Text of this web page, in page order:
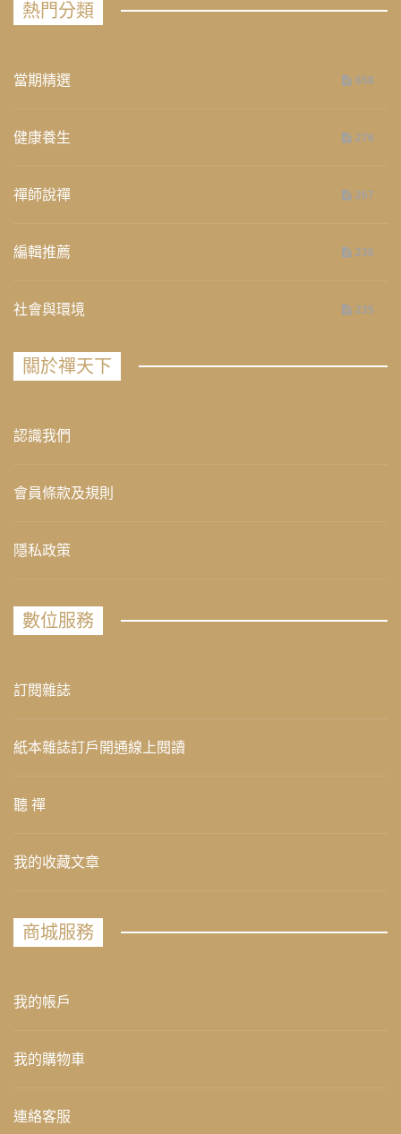
熱門分類
當期精選 658
健康養生 276
禪師說禪 267
編輯推薦 236
社會與環境 235
關於禪天下
認識我們
會員條款及規則
隱私政策
數位服務
訂閱雜誌
紙本雜誌訂戶開通線上閱讀
聽 禪
我的收藏文章
商城服務
我的帳戶
我的購物車
連絡客服